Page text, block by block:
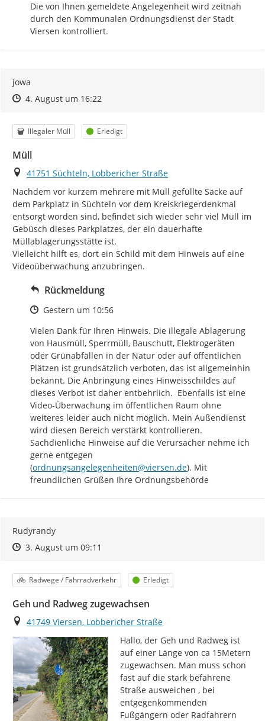
Die von Ihnen gemeldete Angelegenheit wird zeitnah
durch den Kommunalen Ordnungsdienst der Stadt
Viersen kontrolliert.
jowa
Zeitpunkt des Erstellens
Zeitpunkt des Erstellens
4. August um 16:22Zur Äußerung
Kategorie
Illegaler Müll Status
Erledigt
Müll
Ort
41751 Süchteln, Lobbericher Straße
Nachdem vor kurzem mehrere mit Müll gefüllte Säcke auf
dem Parkplatz in Süchteln vor dem Kreiskriegerdenkmal
entsorgt worden sind, befindet sich wieder sehr viel Müll im
Gebüsch dieses Parkplatzes, der ein dauerhafte
Müllablagerungsstätte ist.
Vielleicht hilft es, dort ein Schild mit dem Hinweis auf eine
Videoüberwachung anzubringen.
Rückmeldung
Zeitpunkt des Erstellens
Gestern um 10:56
Vielen Dank für Ihren Hinweis. Die illegale Ablagerung
von Hausmüll, Sperrmüll, Bauschutt, Elektrogeräten
oder Grünabfällen in der Natur oder auf öffentlichen
Plätzen ist grundsätzlich verboten, das ist allgemeinhin
bekannt. Die Anbringung eines Hinweisschildes auf
dieses Verbot ist daher entbehrlich.  Ebenfalls ist eine
Video-Überwachung im öffentlichen Raum ohne
weiteres leider auch nicht möglich. Mein Außendienst
wird diesen Bereich verstärkt kontrollieren.
Sachdienliche Hinweise auf die Verursacher nehme ich
gerne entgegen
(ordnungsangelegenheiten@viersen.de). Mit
freundlichen Grüßen Ihre Ordnungsbehörde
Rudyrandy
Zeitpunkt des Erstellens
Zeitpunkt des Erstellens
3. August um 09:11
Kategorie
Radwege / Fahrradverkehr Status
Erledigt
Geh und Radweg zugewachsen
Ort
41749 Viersen, Lobbericher Straße
Hallo, der Geh und Radweg ist
auf einer Länge von ca 15Metern
zugewachsen. Man muss schon
fast auf die stark befahrene
Straße ausweichen , bei
entgegenkommenden
Fußgängern oder Radfahrern